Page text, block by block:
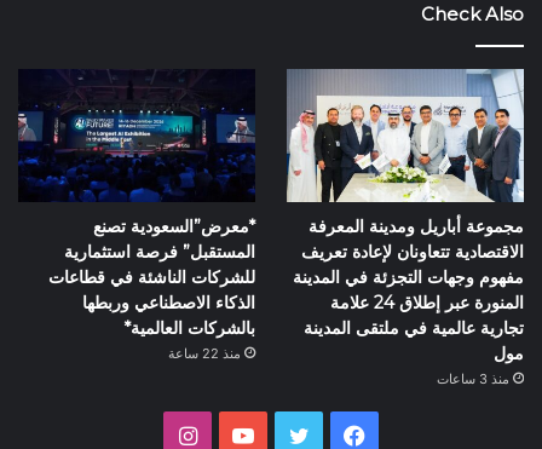
Check Also
مجموعة أباريل ومدينة المعرفة
الاقتصادية تتعاونان لإعادة تعريف
مفهوم وجهات التجزئة في المدينة
المنورة عبر إطلاق 24 علامة
تجارية عالمية في ملتقى المدينة
مول
منذ 3 ساعات
*معرض”السعودية تصنع
المستقبل” فرصة استثمارية
للشركات الناشئة في قطاعات
الذكاء الاصطناعي وربطها
بالشركات العالمية*
منذ 22 ساعة
فيسبوك تويتر يوتيوبانستقرام